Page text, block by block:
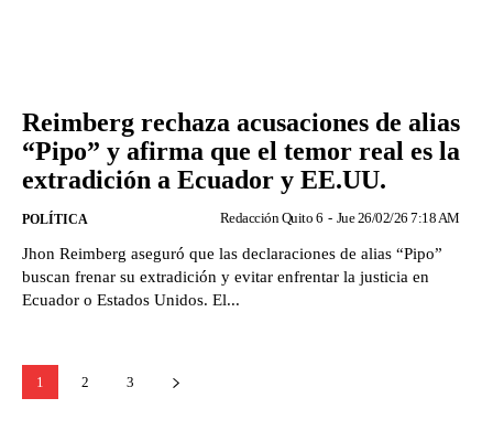
Reimberg rechaza acusaciones de alias
“Pipo” y afirma que el temor real es la
extradición a Ecuador y EE.UU.
POLÍTICA Redacción Quito 6 - Jue 26/02/26 7:18 AM
Jhon Reimberg aseguró que las declaraciones de alias “Pipo”
buscan frenar su extradición y evitar enfrentar la justicia en
Ecuador o Estados Unidos. El...
1 2 3